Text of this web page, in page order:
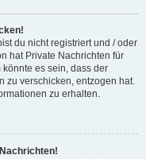
du nicht registriert und / oder
hat Private Nachrichten für
es sein, dass der
zu verschicken, entzogen hat.
zu erhalten.